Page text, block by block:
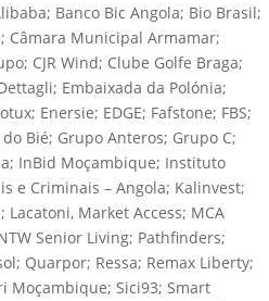
Banco Bic Angola; Bio Brasil;
Câmara Municipal Armamar;
CJR Wind; Clube Golfe Braga;
Embaixada da Polónia;
Enersie; EDGE; Fafstone; FBS;
Bié; Grupo Anteros; Grupo C;
InBid Moçambique; Instituto
e Criminais – Angola; Kalinvest;
Market Access; MCA
Senior Living; Pathfinders;
Quarpor; Ressa; Remax Liberty;
Moçambique; Sici93; Smart